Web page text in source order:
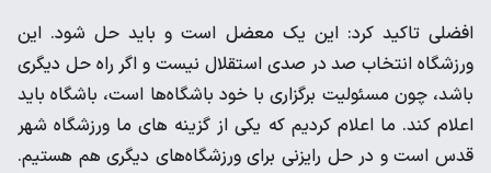
افضلی تاکید کرد: این یک معضل است و باید حل شود. این
ورزشگاه انتخاب صد در صدی استقلال نیست و اگر راه حل دیگری
باشد، چون مسئولیت برگزاری با خود باشگاه‌ها است، باشگاه باید
اعلام کند. ما اعلام کردیم که یکی از گزینه های ما ورزشگاه شهر
قدس است و در حل رایزنی برای ورزشگاه‌های دیگری هم هستیم.